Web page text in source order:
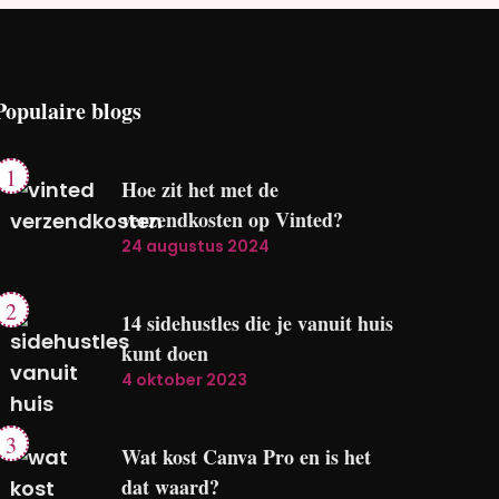
blogs
Hoe zit het met de
verzendkosten op Vinted?
24 augustus 2024
14 sidehustles die je vanuit huis
kunt doen
4 oktober 2023
Wat kost Canva Pro en is het
dat waard?